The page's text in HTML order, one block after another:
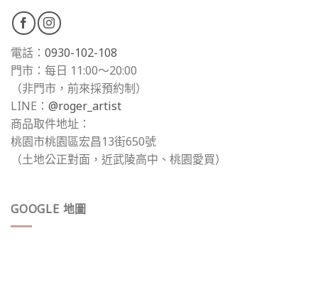
電話： 0930-102-108
門市：每日 11:00～20:00
（非門市，前來採預約制）
LINE： @roger_artist
商品取件地址：
桃園市桃園區宏昌13街650號
（土地公正對面，近武陵高中、桃園愛買）
GOOGLE 地圖